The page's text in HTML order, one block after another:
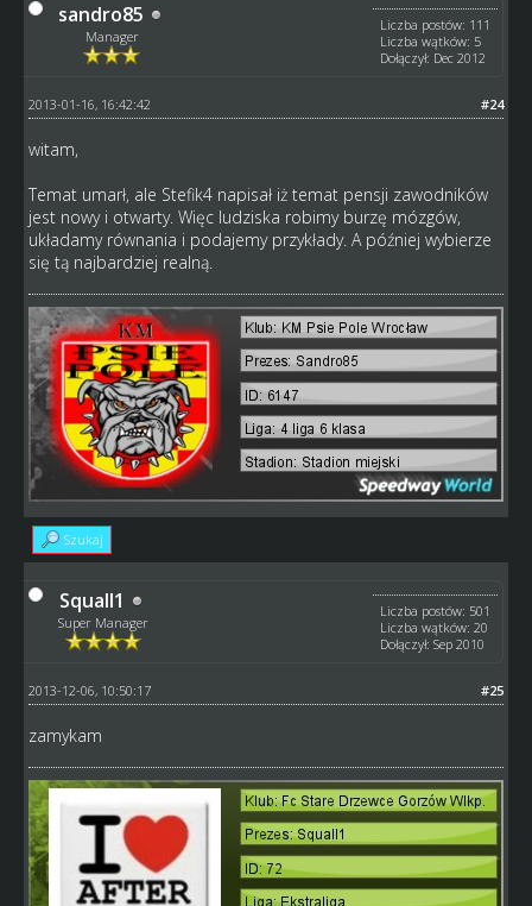
sandro85
Manager
Liczba postów: 111
Liczba wątków: 5
Dołączył: Dec 2012
#24
2013-01-16, 16:42:42
witam,
Temat umarł, ale Stefik4 napisał iż temat pensji zawodników
jest nowy i otwarty. Więc ludziska robimy burzę mózgów,
układamy równania i podajemy przykłady. A później wybierze
się tą najbardziej realną.
Szukaj
Squall1
Super Manager
Liczba postów: 501
Liczba wątków: 20
Dołączył: Sep 2010
#25
2013-12-06, 10:50:17
zamykam